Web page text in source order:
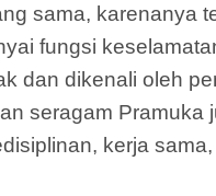
sama, karenanya
fungsi
dan dikenali oleh
seragam
kerja